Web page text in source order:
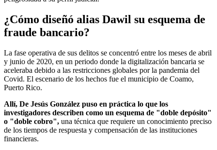
¿Cómo diseñó alias Dawil su esquema de
fraude bancario?
La fase operativa de sus delitos se concentró entre los meses de abril
y junio de 2020, en un periodo donde la digitalización bancaria se
aceleraba debido a las restricciones globales por la pandemia del
Covid. El escenario de los hechos fue el municipio de Coamo,
Puerto Rico.
Allí, De Jesús González puso en práctica lo que los
investigadores describen como un esquema de "doble depósito"
o "doble cobro", una técnica que requiere un conocimiento preciso
de los tiempos de respuesta y compensación de las instituciones
financieras.